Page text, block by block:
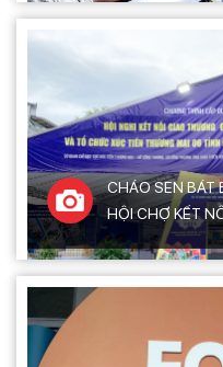
CHÁO SEN BÁT
HỘI CHỢ KẾT
VỰC BẮC
NĂM 2023